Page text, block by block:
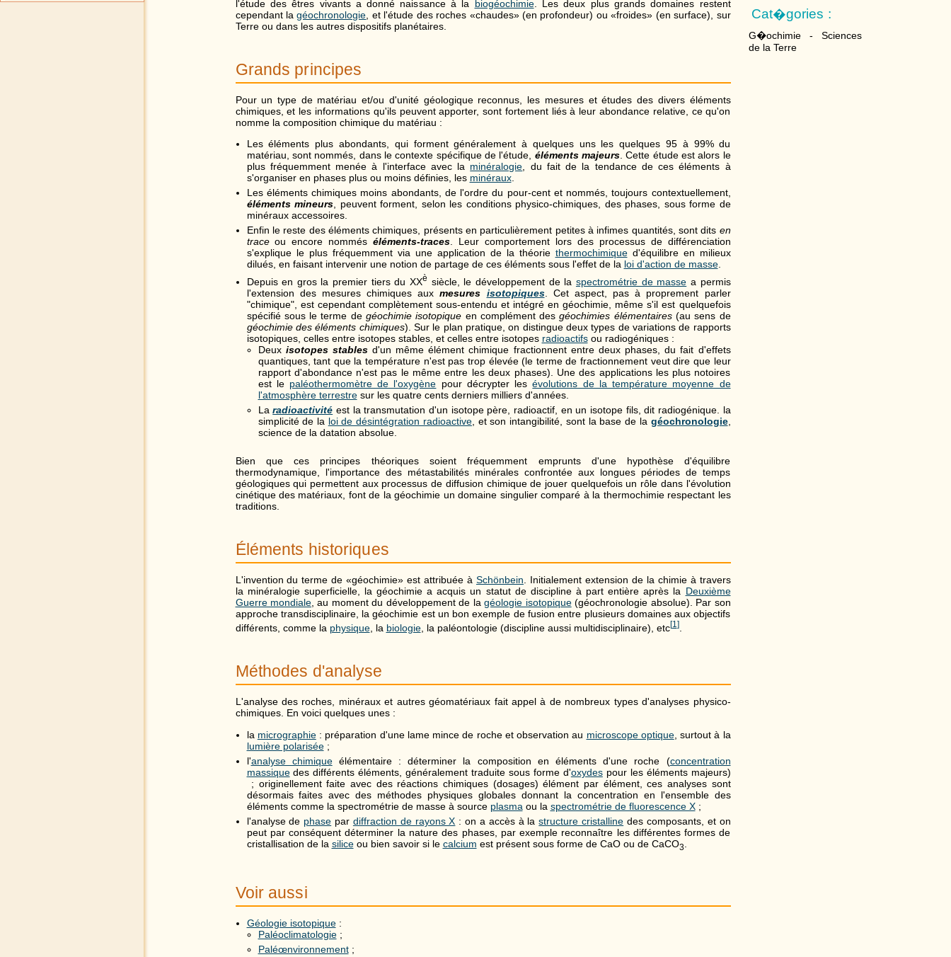
Cat�gories :
G�ochimie - Sciences
de la Terre
l'étude des êtres vivants a donné naissance à la biogéochimie. Les deux plus grands domaines restent
cependant lagéochronologie , et l'étude des roches «chaudes» (en profondeur) ou «froides» (en surface), sur
Terre ou dans les autres dispositifs planétaires.
Grands principes
Pour un type de matériau et/ou d'unité géologique reconnus, les mesures et études des divers éléments
chimiques, et les informations qu'ils peuvent apporter, sont fortement liés à leur abondance relative, ce qu'on
nomme la composition chimique du matériau :
Les éléments plus abondants, qui forment généralement à quelques uns les quelques 95 à 99% du
matériau, sont nommés, dans le contexte spécifique de l'étude, éléments majeurs. Cette étude est alors le
plus fréquemment menée à l'interface avec la minéralogie , du fait de la tendance de ces éléments à
s'organiser en phases plus ou moins définies, les minéraux.
Les éléments chimiques moins abondants, de l'ordre du pour-cent et nommés, toujours contextuellement,
éléments mineurs , peuvent forment, selon les conditions physico-chimiques, des phases, sous forme de
minéraux accessoires.
Enfin le reste des éléments chimiques, présents en particulièrement petites à infimes quantités, sont dits en
traceou encore nomméséléments-traces . Leur comportement lors des processus de différenciation
s'explique le plus fréquemment via une application de la théorie thermochimiqued'équilibre en milieux
dilués, en faisant intervenir une notion de partage de ces éléments sous l'effet de la loi d'action de masse.
Depuis en gros la premier tiers du XXè siècle, le développement de la spectrométrie de masse a permis
l'extension des mesures chimiques auxmesures isotopiques. Cet aspect, pas à proprement parler
"chimique", est cependant complètement sous-entendu et intégré en géochimie, même s'il est quelquefois
spécifié sous le terme de géochimie isotopique en complément desgéochimies élémentaires(au sens de
géochimie des éléments chimiques). Sur le plan pratique, on distingue deux types de variations de rapports
isotopiques, celles entre isotopes stables, et celles entre isotopes radioactifsou radiogéniques :
Deux isotopes stablesd'un même élément chimique fractionnent entre deux phases, du fait d'effets
quantiques, tant que la température n'est pas trop élevée (le terme de fractionnement veut dire que leur
rapport d'abondance n'est pas le même entre les deux phases). Une des applications les plus notoires
est le paléothermomètre de l'oxygène pour décrypter lesévolutions de la température moyenne de
l'atmosphère terrestresur les quatre cents derniers milliers d'années.
Laradioactivité est la transmutation d'un isotope père, radioactif, en un isotope fils, dit radiogénique. la
simplicité de la loi de désintégration radioactive, et son intangibilité, sont la base de la géochronologie,
science de la datation absolue.
Bien que ces principes théoriques soient fréquemment emprunts d'une hypothèse d'équilibre
thermodynamique, l'importance des métastabilités minérales confrontée aux longues périodes de temps
géologiques qui permettent aux processus de diffusion chimique de jouer quelquefois un rôle dans l'évolution
cinétique des matériaux, font de la géochimie un domaine singulier comparé à la thermochimie respectant les
traditions.
Éléments historiques
L'invention du terme de «géochimie» est attribuée à Schönbein. Initialement extension de la chimie à travers
la minéralogie superficielle, la géochimie a acquis un statut de discipline à part entière après la Deuxième
Guerre mondiale, au moment du développement de lagéologie isotopique(géochronologie absolue). Par son
approche transdisciplinaire, la géochimie est un bon exemple de fusion entre plusieurs domaines aux objectifs
différents, comme la physique, la biologie, la paléontologie (discipline aussi multidisciplinaire), etc[1].
Méthodes d'analyse
L'analyse des roches, minéraux et autres géomatériaux fait appel à de nombreux types d'analyses physico-
chimiques. En voici quelques unes :
la micrographie: préparation d'une lame mince de roche et observation au microscope optique, surtout à la
lumière polarisée;
l'analyse chimiqueélémentaire : déterminer la composition en éléments d'une roche (concentration
massiquedes différents éléments, généralement traduite sous forme d'oxydespour les éléments majeurs)
; originellement faite avec des réactions chimiques (dosages) élément par élément, ces analyses sont
désormais faites avec des méthodes physiques globales donnant la concentration en l'ensemble des
éléments comme la spectrométrie de masse à source plasma ou la spectrométrie de fluorescence X;
l'analyse de phase par diffraction de rayons X : on a accès à lastructure cristalline des composants, et on
peut par conséquent déterminer la nature des phases, par exemple reconnaître les différentes formes de
cristallisation de la siliceou bien savoir si le calcium est présent sous forme de CaO ou de CaCO3
Voir aussi
Géologie isotopique:
Paléoclimatologie;
Paléœnvironnement;